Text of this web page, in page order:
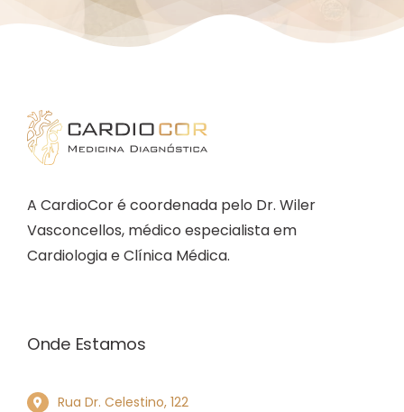
A CardioCor é coordenada pelo Dr. Wiler
Vasconcellos, médico especialista em
Cardiologia e Clínica Médica.
Onde Estamos
Rua Dr. Celestino, 122